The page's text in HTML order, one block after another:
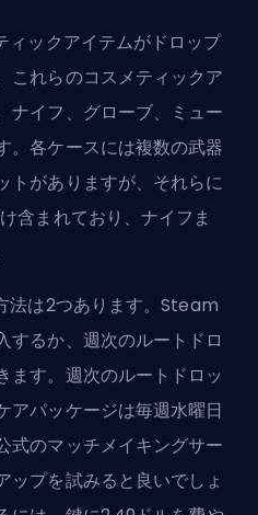
ィックアイテムがドロップ
これらのコスメティックア
ナイフ、グローブ、ミュー
。各ケースには複数の武器
トがありますが、それらに
含まれており、ナイフま
法は2つあります。Steam
するか、週次のルートドロ
ます。週次のルートドロッ
アパッケージは毎週水曜日
式のマッチメイキングサー
ップを試みると良いでしょ